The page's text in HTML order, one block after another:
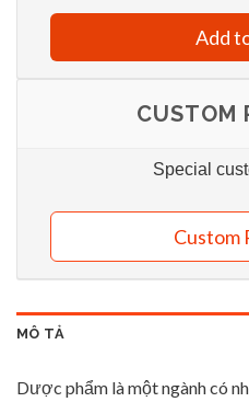
Add
CUSTOM
Special
Custom
MÔ TẢ
Dược phẩm là một ngành có